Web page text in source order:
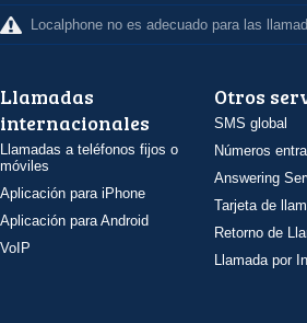
Localphone no es adecuado para las
Llamadas
internacionales
Llamadas a teléfonos fijos o
móviles
Aplicación para iPhone
Aplicación para Android
VoIP
Otros
SMS global
Números
Answering
Tarjeta de
Retorno de
Llamada por